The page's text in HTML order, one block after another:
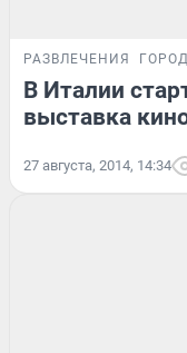
РАЗВЛЕЧЕНИЯ ГОРОД
В Италии
выставка
27 августа, 2014, 14:34